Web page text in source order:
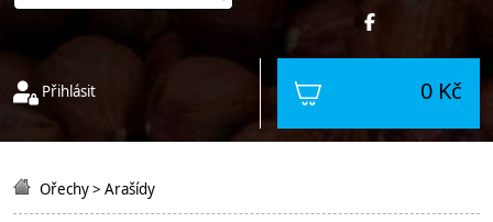
Přihlásit 0 Kč
Ořechy> Arašídy